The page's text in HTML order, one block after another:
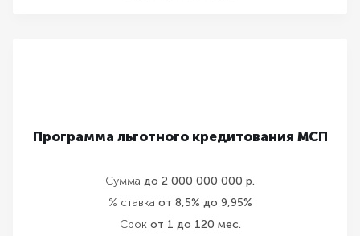
Программа льготного кредитования МСП
Сумма до 2 000 000 000 р.
% ставка от 8,5% до 9,95%
Срок от 1 до 120 мес.